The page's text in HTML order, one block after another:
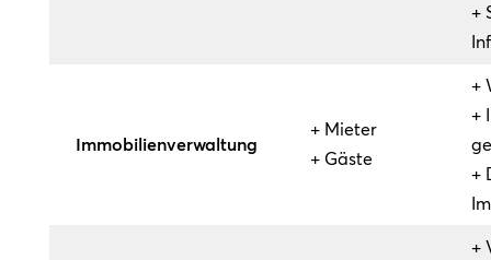
+
Immobilienverwaltung
+ Mieter
+ Gäste
+
+
+
+